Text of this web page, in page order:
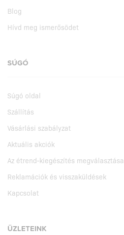
Blog
Hívd meg ismerősödet
SÚGÓ
Súgó oldal
Szállítás
Vásárlási szabályzat
Aktuális akciók
Az étrend-kiegészítés megválasztása
Reklamációk és visszaküldések
Kapcsolat
ÜZLETEINK